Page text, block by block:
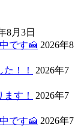
8月3日
です🍰 2026年8
！！
2026年7
す！
2026年7
です🍰 2026年7